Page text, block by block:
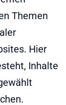
Themen
Hier
Inhalte